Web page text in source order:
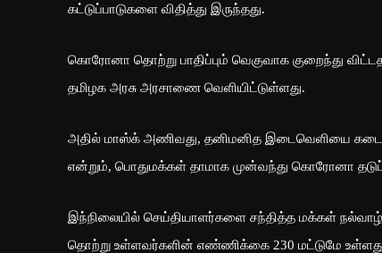
கட்டுப்பாடுகளை விதித்து இருந்தது.
கொரோனா தொற்று பாதிப்பும் வெகுவாக குறைந்து
தமிழக அரசு அரசாணை வெளியிட்டுள்ளது.
அதில் மாஸ்க் அணிவது, தனிமனித இடைவெளியை
என்றும், பொதுமக்கள் தாமாக முன்வந்து கொரோனா
இந்நிலையில் செய்தியாளர்களை சந்தித்த மக்கள்
தொற்று உள்ளவர்களின் எண்ணிக்கை 230 மட்டுமே